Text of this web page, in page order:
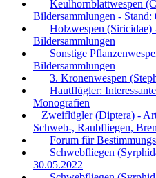
Keulhornblattwespen
Bildersammlungen - Stand:
Holzwespen (Siricidae)
Bildersammlungen
Sonstige
Bildersammlungen
3. Kronenwespen
Hautflügler:
Monografien
Zweiflügler (Diptera) -
Schweb-, Raubfliegen,
Forum für
Schwebfliegen
30.05.2022